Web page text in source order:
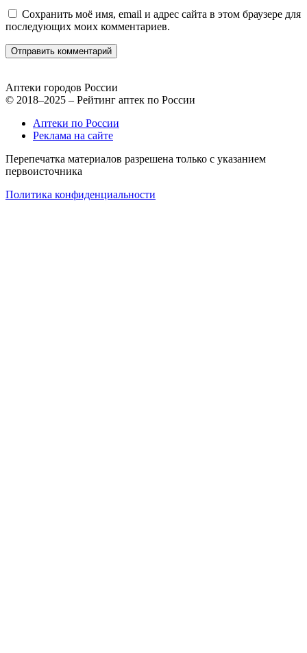
Сохранить моё имя, email и адрес сайта в этом браузере для
последующих моих комментариев.
Аптеки городов России
© 2018–2025 – Рейтинг аптек по России
Аптеки по России
Реклама на сайте
Перепечатка материалов разрешена только с указанием
первоисточника
Политика конфиденциальности